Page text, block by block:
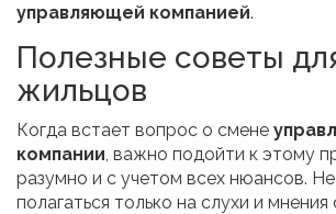
управляющей компанией.
Полезные советы
жильцов
Когда встает вопрос о смене
компании , важно подойти к этому
разумно и с учетом всех нюансов.
полагаться только на слухи и мнения